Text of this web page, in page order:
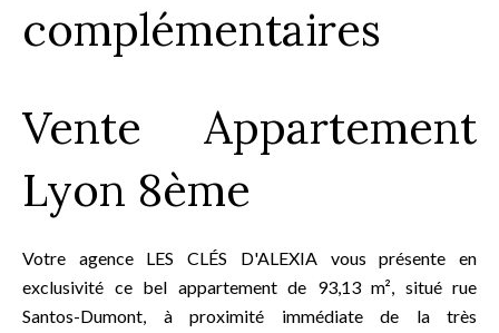
complémentaires
Vente Appartement
Lyon 8ème
Votre agence LES CLÉS D'ALEXIA vous présente en
exclusivité ce bel appartement de 93,13 m², situé rue
Santos-Dumont, à proximité immédiate de la très